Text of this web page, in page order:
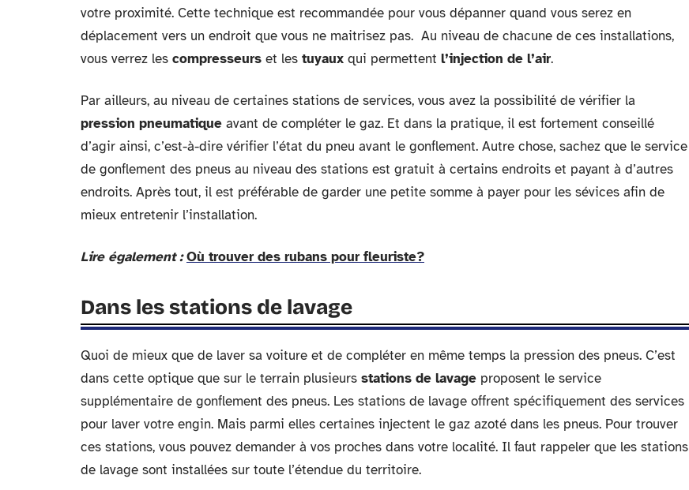
votre proximité. Cette technique est recommandée pour vous dépanner quand vous serez en
déplacement vers un endroit que vous ne maitrisez pas. Au niveau de chacune de ces installations,
vous verrez les compresseurs et les tuyaux qui permettent l’injection de l’air.
Par ailleurs, au niveau de certaines stations de services, vous avez la possibilité de vérifier la
pression pneumatique avant de compléter le gaz. Et dans la pratique, il est fortement conseillé
d’agir ainsi, c’est-à-dire vérifier l’état du pneu avant le gonflement. Autre chose, sachez que le service
de gonflement des pneus au niveau des stations est gratuit à certains endroits et payant à d’autres
endroits. Après tout, il est préférable de garder une petite somme à payer pour les sévices afin de
mieux entretenir l’installation.
Lire également : Où trouver des rubans pour fleuriste?
Dans les stations de lavage
Quoi de mieux que de laver sa voiture et de compléter en même temps la pression des pneus. C’est
dans cette optique que sur le terrain plusieurs stations de lavage proposent le service
supplémentaire de gonflement des pneus. Les stations de lavage offrent spécifiquement des services
pour laver votre engin. Mais parmi elles certaines injectent le gaz azoté dans les pneus. Pour trouver
ces stations, vous pouvez demander à vos proches dans votre localité. Il faut rappeler que les stations
de lavage sont installées sur toute l’étendue du territoire.